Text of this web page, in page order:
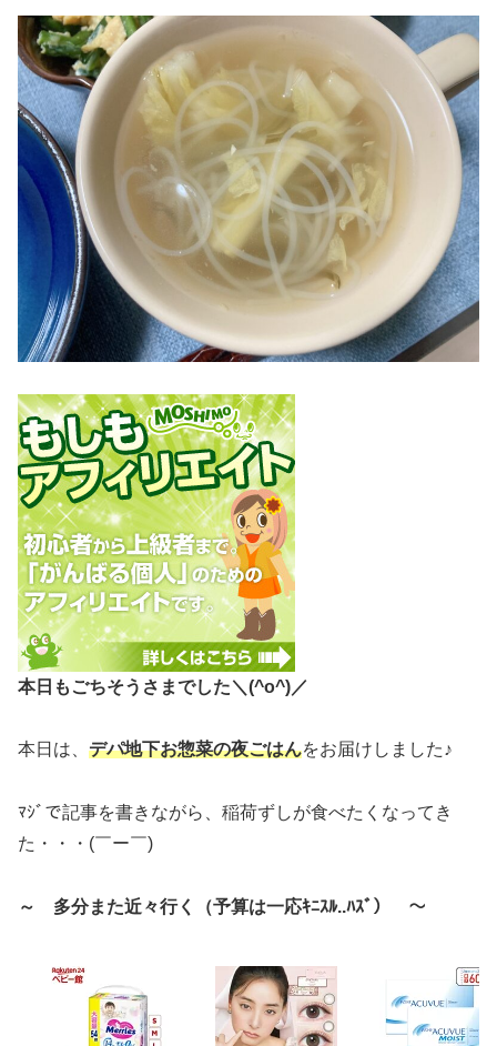
本日もごちそうさまでした＼(^o^)／
本日は、 デパ地下お惣菜の夜ごはんをお届けしました♪
ﾏｼﾞで記事を書きながら、稲荷ずしが食べたくなってき
た・・・(￣ー￣)
～ 多分また近々行く（予算は一応ｷﾆｽﾙ..ﾊｽﾞ） ～